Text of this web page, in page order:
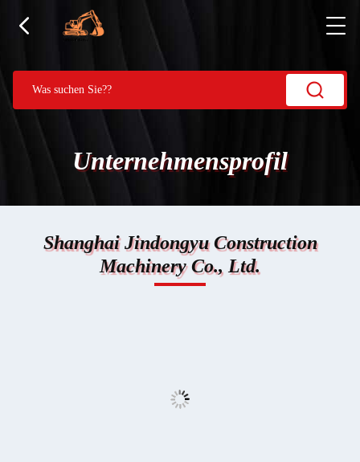
Unternehmensprofil
Shanghai Jindongyu Construction
Machinery Co., Ltd.